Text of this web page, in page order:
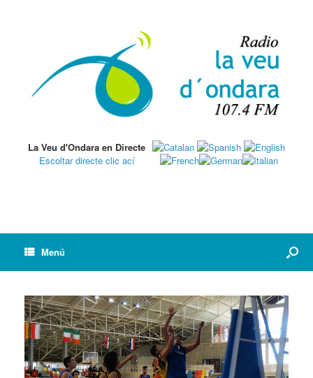
La Veu d'Ondara en Directe
Escoltar directe clic ací
Menú